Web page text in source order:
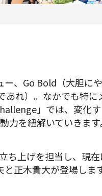
募集中の求人一覧
、Go Bold（大胆に
れ）。なかでも特
」では、変化
力を紐解いていきます
ち上げを担当し、現
正木貴大が登場します